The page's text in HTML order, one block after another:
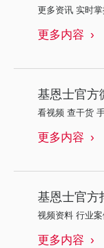
更多资讯 实时
更多内容
基恩士官方
看视频 查干货
更多内容
基恩士官方
视频资料 行业
更多内容